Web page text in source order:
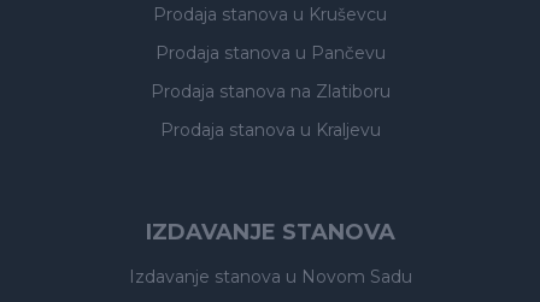
Prodaja stanova u Kruševcu
Prodaja stanova u Pančevu
Prodaja stanova na Zlatiboru
Prodaja stanova u Kraljevu
IZDAVANJE STANOVA
Izdavanje stanova u Novom Sadu